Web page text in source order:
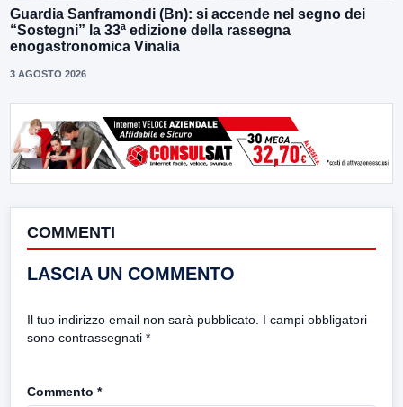
Guardia Sanframondi (Bn): si accende nel segno dei
“Sostegni” la 33ª edizione della rassegna
enogastronomica Vinalia
3 AGOSTO 2026
COMMENTI
LASCIA UN COMMENTO
Il tuo indirizzo email non sarà pubblicato. I campi obbligatori
sono contrassegnati *
Commento *